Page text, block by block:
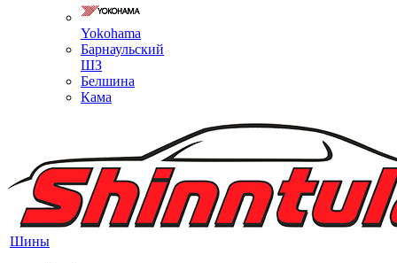
Yokohama
Барнаульский
ШЗ
Белшина
Кама
Шины